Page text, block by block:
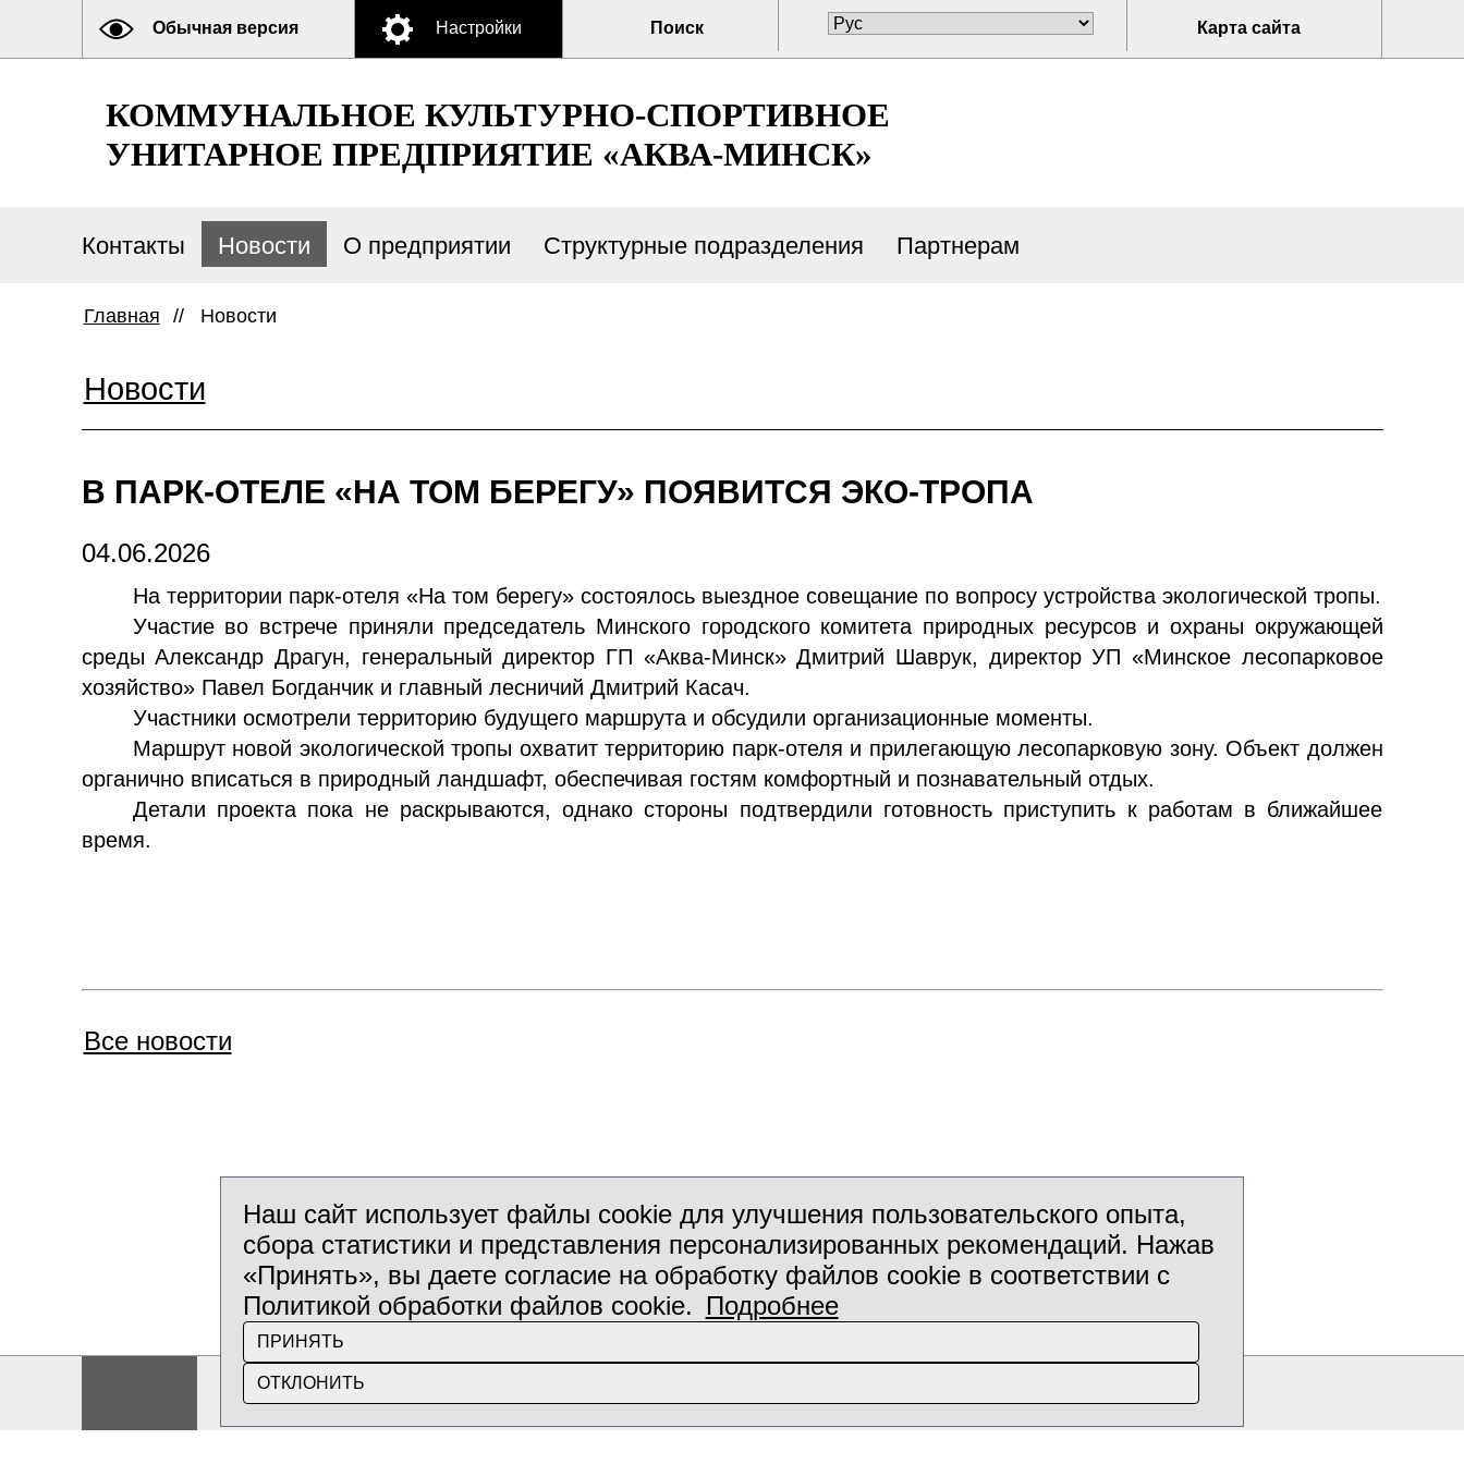
Обычная версия Настройки Поиск Карта сайта
КОММУНАЛЬНОЕ КУЛЬТУРНО-СПОРТИВНОЕ
УНИТАРНОЕ ПРЕДПРИЯТИЕ «АКВА-МИНСК»
Контакты Новости О предприятии Структурные подразделения Партнерам
Главная // Новости
Новости
В ПАРК-ОТЕЛЕ «НА ТОМ БЕРЕГУ» ПОЯВИТСЯ ЭКО-ТРОПА
04.06.2026
На территории парк-отеля «На том берегу» состоялось выездное совещание по вопросу устройства экологической тропы.
Участие во встрече приняли председатель Минского городского комитета природных ресурсов и охраны окружающей
среды Александр Драгун, генеральный директор ГП «Аква-Минск» Дмитрий Шаврук, директор УП «Минское лесопарковое
хозяйство» Павел Богданчик и главный лесничий Дмитрий Касач.
Участники осмотрели территорию будущего маршрута и обсудили организационные моменты.
Маршрут новой экологической тропы охватит территорию парк-отеля и прилегающую лесопарковую зону. Объект должен
органично вписаться в природный ландшафт, обеспечивая гостям комфортный и познавательный отдых.
Детали проекта пока не раскрываются, однако стороны подтвердили готовность приступить к работам в ближайшее
время.
Все новости
Государственное предприятие "Аква-Минск"
Наш сайт использует файлы cookie для улучшения пользовательского опыта,
сбора статистики и представления персонализированных рекомендаций. Нажав
«Принять», вы даете согласие на обработку файлов cookie в соответствии с
Политикой обработки файлов cookie. Подробнее
ПРИНЯТЬ
ОТКЛОНИТЬ